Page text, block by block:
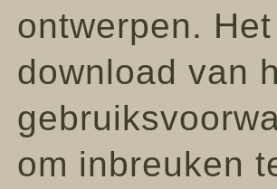
ontwerpen.
download van
om inbreuken